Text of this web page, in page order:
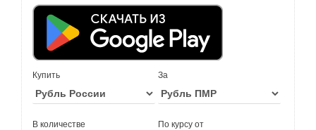
Купить За
В количестве По курсу от